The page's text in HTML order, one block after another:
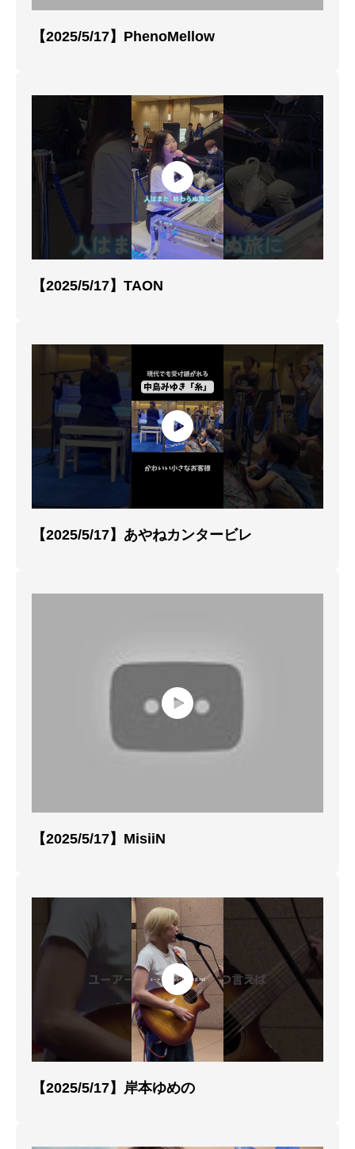
【2025/5/17】PhenoMellow
【2025/5/17】TAON
【2025/5/17】あやねカンタービレ
【2025/5/17】MisiiN
【2025/5/17】岸本ゆめの